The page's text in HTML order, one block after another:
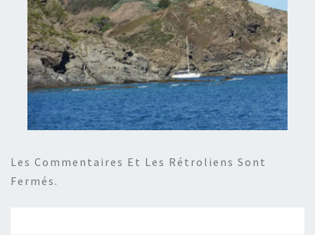
Les Commentaires Et Les Rétroliens Sont
Fermés.